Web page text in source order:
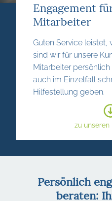
Engagement
Mitarbeiter
Guten Service leistet,
sind wir für unsere
Mitarbeiter
auch im Einzelfall
Hilfestellung geben.
zu unseren
​Persönlich
beraten: